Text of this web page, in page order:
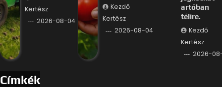
Kertész
2026-08-04
Kezdő
Kertész
2026-08-04
artóban
télire.
Kezdő
Kertész
2026-
Címkék